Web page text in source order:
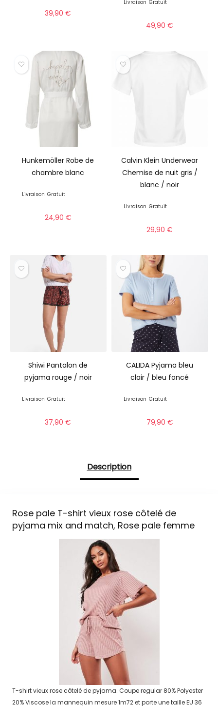
39,90€
Livraison Gratuit
49,90€
Hunkemöller Robe de
chambre blanc
Livraison Gratuit
24,90 €
Calvin Klein Underwear
Chemise de nuit gris /
blanc / noir
Livraison Gratuit
29,90€
Shiwi Pantalon de
pyjama rouge / noir
Livraison Gratuit
37,90€
CALIDA Pyjama bleu
clair / bleu foncé
Livraison Gratuit
79,90 €
Description
Rose pale T-shirt vieux rose côtelé de
pyjama mix and match, Rose pale femme
T-shirt vieux rose côtelé de pyjama. Coupe regular 80% Polyester
20% Viscose la mannequin mesure 1m72 et porte une taille EU 36